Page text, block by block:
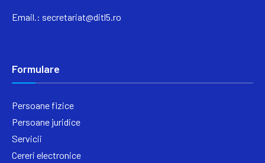
Email.: secretariat@ditl5.ro
Formulare
Persoane fizice
Persoane juridice
Servicii
Cereri electronice